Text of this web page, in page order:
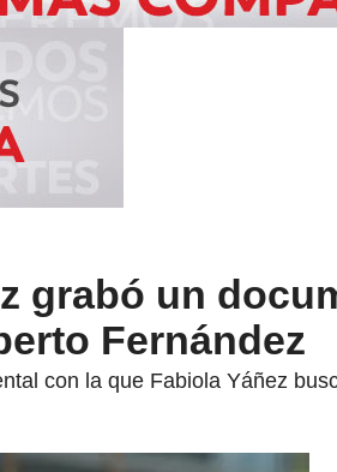
grabó un
Fernández
con la que Fabiola Yáñez